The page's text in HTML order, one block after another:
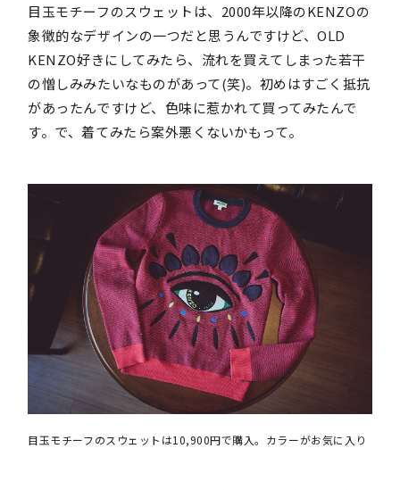
目玉モチーフのスウェットは、2000年以降のKENZOの
象徴的なデザインの一つだと思うんですけど、OLD
KENZO好きにしてみたら、流れを買えてしまった若干
の憎しみみたいなものがあって(笑)。初めはすごく抵抗
があったんですけど、色味に惹かれて買ってみたんで
す。で、着てみたら案外悪くないかもって。
目玉モチーフのスウェットは10,900円で購入。カラーがお気に入り